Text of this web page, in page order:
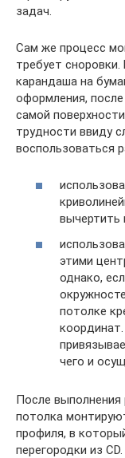
задач.
Сам же процесс
требует
карандаша на
оформления,
самой
трудности ввиду
воспользоваться
вычертить
этими
однако,
потолке
чего и
После
потолка
профиля, в
перегородки из